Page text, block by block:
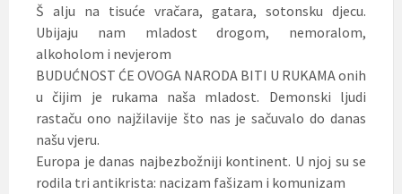
Š alju na tisuće vračara, gatara, sotonsku djecu.
Ubijaju nam mladost drogom, nemoralom,
alkoholom i nevjerom
BUDUĆNOST ĆE OVOGA NARODA BITI U RUKAMA onih
u čijim je rukama naša mladost. Demonski ljudi
rastaču ono najžilavije što nas je sačuvalo do danas
našu vjeru.
Europa je danas najbezbožniji kontinent. U njoj su se
rodila tri antikrista: nacizam fašizam i komunizam